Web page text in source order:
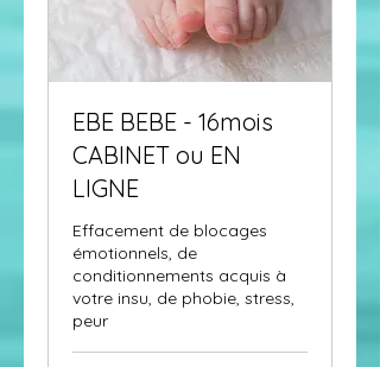
EBE BEBE - 16mois
CABINET ou EN
LIGNE
Effacement de blocages
émotionnels, de
conditionnements acquis à
votre insu, de phobie, stress,
peur